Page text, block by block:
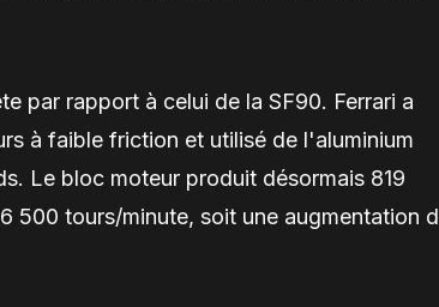
par rapport à celui de la SF90. Ferrari a
à faible friction et utilisé de l'aluminium
Le bloc moteur produit désormais 819
500 tours/minute, soit une augmentation